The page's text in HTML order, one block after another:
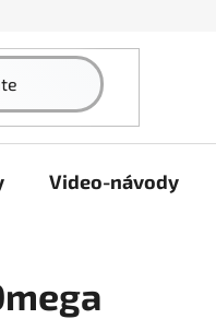
ochrany osobních údajů
Video-návody